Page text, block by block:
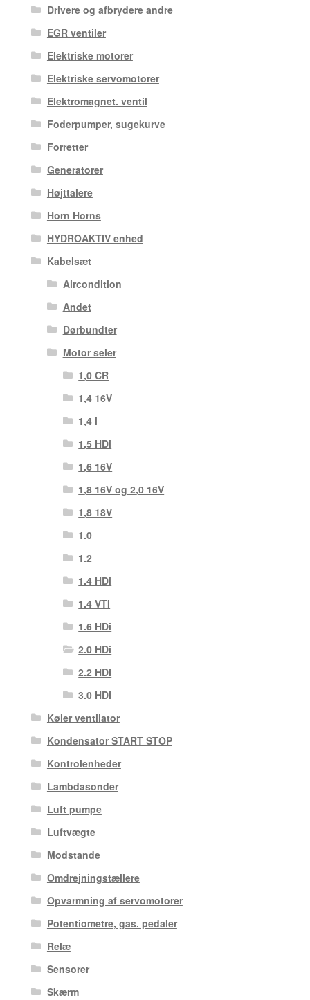
Drivere og afbrydere andre
EGR ventiler
Elektriske motorer
Elektriske servomotorer
Elektromagnet. ventil
Foderpumper, sugekurve
Forretter
Generatorer
Højttalere
Horn Horns
HYDROAKTIV enhed
Kabelsæt
Aircondition
Andet
Dørbundter
Motor seler
1,0 CR
1,4 16V
1,4 i
1,5 HDi
1,6 16V
1,8 16V og 2,0 16V
1,8 18V
1.0
1.2
1.4 HDi
1.4 VTI
1.6 HDi
2.0 HDi
2.2 HDI
3.0 HDI
Køler ventilator
Kondensator START STOP
Kontrolenheder
Lambdasonder
Luft pumpe
Luftvægte
Modstande
Omdrejningstællere
Opvarmning af servomotorer
Potentiometre, gas. pedaler
Relæ
Sensorer
Skærm